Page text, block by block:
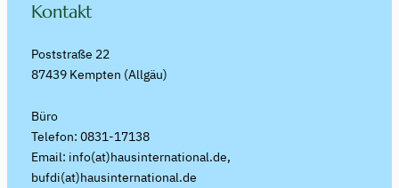
Kontakt
Poststraße 22
87439 Kempten (Allgäu)
Büro
Telefon: 0831-17138
Email: info(at)hausinternational.de,
bufdi(at)hausinternational.de